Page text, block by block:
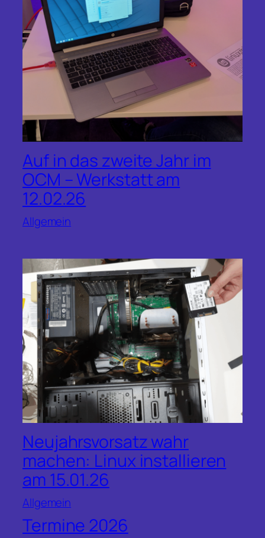
Auf in das zweite Jahr im
OCM – Werkstatt am
12.02.26
Allgemein
Neujahrsvorsatz wahr
machen: Linux installieren
am 15.01.26
Allgemein
Termine 2026